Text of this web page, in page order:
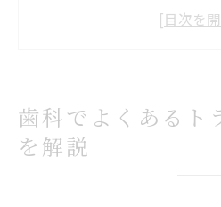
口コミやSNSで語ら
治療前の確認で歯科トラ
歯科治療前に知るべ
歯科でよくあるト
を解説